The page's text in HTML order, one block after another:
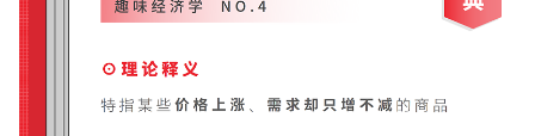
華盛APls
低時延極速交易系統